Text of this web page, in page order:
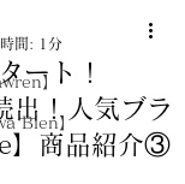
】
Bien】
ート！
出！人気ブラ
】商品紹介③
間: 1分